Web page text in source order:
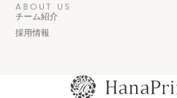
ABOUT US
チーム紹介
採用情報